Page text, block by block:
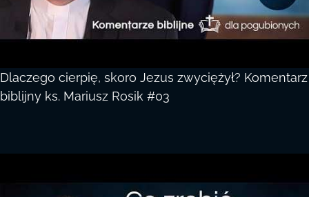
Dlaczego cierpię, skoro Jezus zwyciężył? Komentarz
biblijny ks. Mariusz Rosik #03